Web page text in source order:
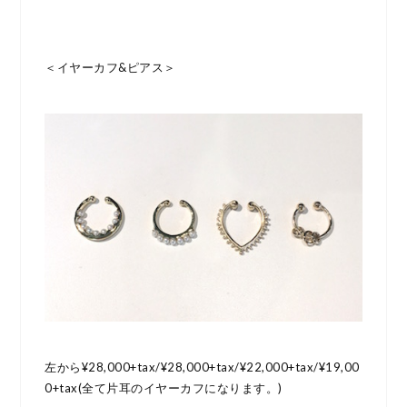
＜イヤーカフ&ピアス＞
左から¥28,000+tax/¥28,000+tax/¥22,000+tax/¥19,00
0+tax(全て片耳のイヤーカフになります。)